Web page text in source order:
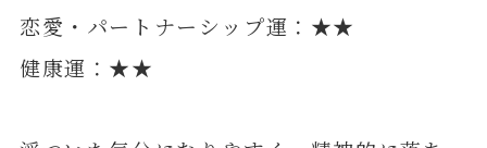
恋愛・パートナーシップ運：★★
健康運：★★